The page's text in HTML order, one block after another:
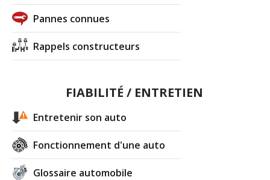
Pannes connues
Rappels constructeurs
FIABILITÉ / ENTRETIEN
Entretenir son auto
Fonctionnement d'une auto
Glossaire automobile